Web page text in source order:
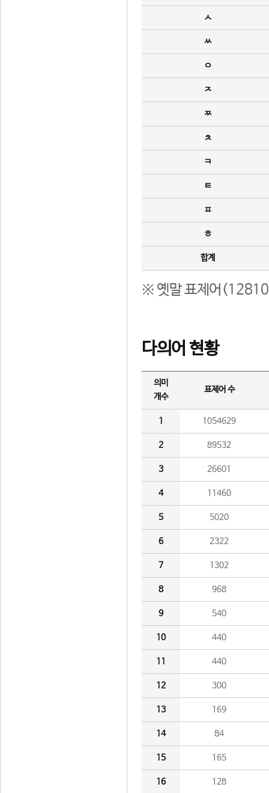
ㅅ
ㅆ
ㅇ
ㅈ
ㅉ
ㅊ
ㅋ
ㅌ
ㅍ
ㅎ
합계
※ 옛말 표제어(12810
다의어 현황
의미
개수
표제어 수
1 1054629
2 89532
3 26601
4 11460
5 5020
6 2322
7 1302
8 968
9 540
10 440
11 440
12 300
13 169
14 84
15 165
16 128